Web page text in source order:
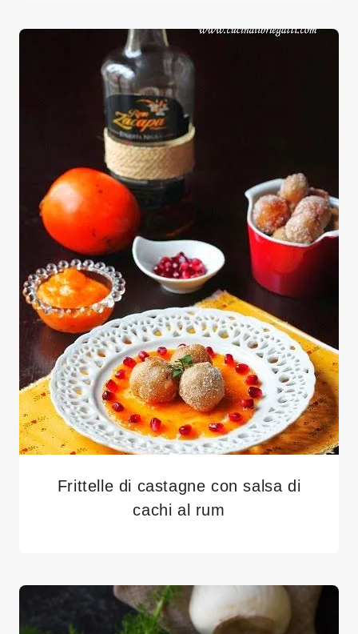
Frittelle di castagne con salsa di
cachi al rum